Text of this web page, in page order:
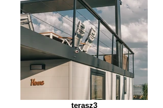
terasz3